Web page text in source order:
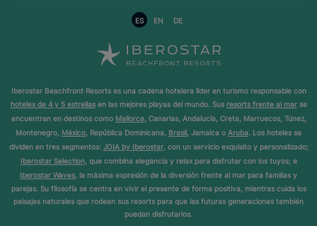
ES EN DE
Iberostar Beachfront Resorts es una cadena hotelera líder en turismo responsable con
hoteles de 4 y 5 estrellasen las mejores playas del mundo. Sus resorts frente al marse
encuentran en destinos como Mallorca, Canarias, Andalucía, Creta, Marruecos, Túnez,
Montenegro, México, República Dominicana, Brasil, Jamaica o Aruba. Los hoteles se
dividen en tres segmentos: JOIA by Iberostar, con un servicio exquisito y personalizado;
Iberostar Selection, que combina elegancia y relax para disfrutar con los tuyos; e
Iberostar Waves, la máxima expresión de la diversión frente al mar para familias y
parejas. Su filosofía se centra en vivir el presente de forma positiva, mientras cuida los
paisajes naturales que rodean sus resorts para que las futuras generaciones también
puedan disfrutarlos.